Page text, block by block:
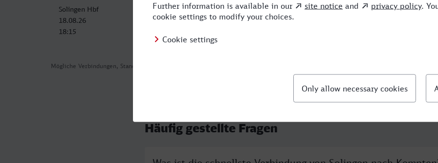
Mögliche Verbindungen, Stand: 2026-08-04 06:52
Solingen Hbf
18.08.26
18:15
Kempten (Allgäu) Hbf
19.08.26
6:17 5 BUS,RE,NX,ICE
Häufig gestellte Fragen